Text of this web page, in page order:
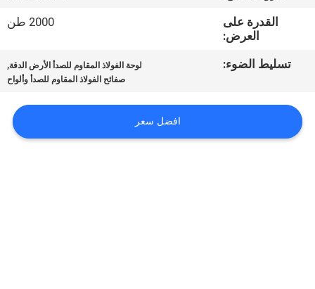
أخبار
حالات
القدرة على
العرض:
2000 طن
تسليط الضوء: لوحة الفولاذ المقاوم للصدأ الأرض الدقة,
صفائح الفولاذ المقاوم للصدأ وألواح
افضل سعر